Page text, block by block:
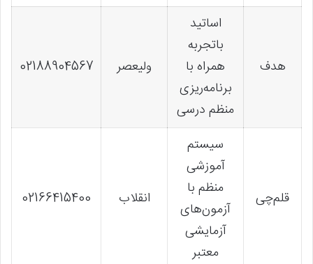
هدف
اساتید
باتجربه
همراه با
برنامه‌ریزی
منظم درسی
ولیعصر 02188904567
قلم‌چی
سیستم
آموزشی
منظم با
آزمون‌های
آزمایشی
معتبر
انقلاب 02166415400